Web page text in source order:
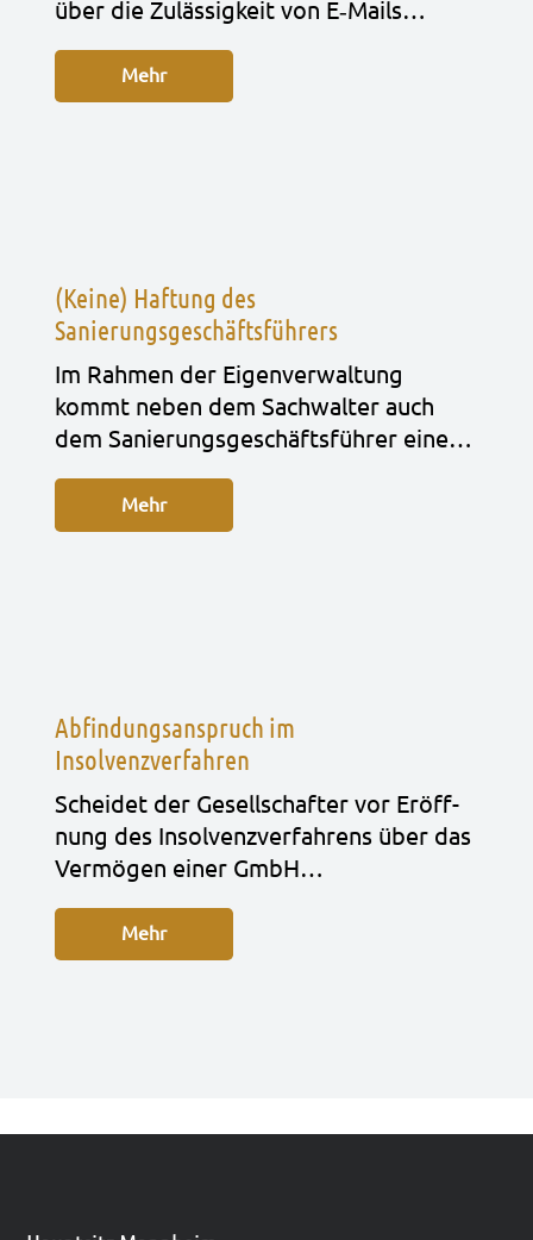
über die Zuläs­sig­keit von E‑Mails…
Mehr
(Keine) Haftung des
Sanierungsgeschäftsführers
Im Rah­men der Eigen­ver­wal­tung
kommt neben dem Sach­wal­ter auch
dem Sanie­rungs­ge­schäfts­füh­rer eine…
Mehr
Abfindungsanspruch im
Insolvenzverfahren
Schei­det der Gesell­schaf­ter vor Eröff­
nung des Insol­venz­ver­fah­rens über das
Ver­mö­gen einer GmbH…
Mehr